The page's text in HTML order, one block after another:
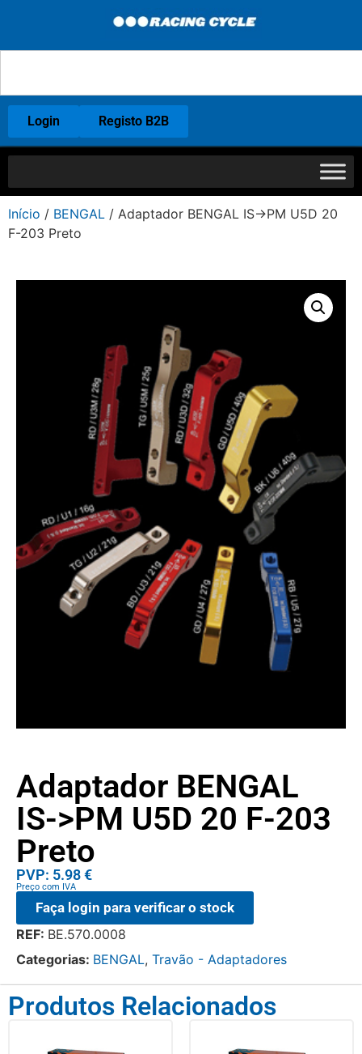
Login Registo B2B
Início / BENGAL / Adaptador BENGAL IS->PM U5D 20
F-203 Preto
Adaptador BENGAL
IS->PM U5D 20 F-203
Preto
PVP: 5.98 €
Preço com IVA
Faça login para verificar o stock
REF: BE.570.0008
Categorias: BENGAL, Travão - Adaptadores
Produtos Relacionados